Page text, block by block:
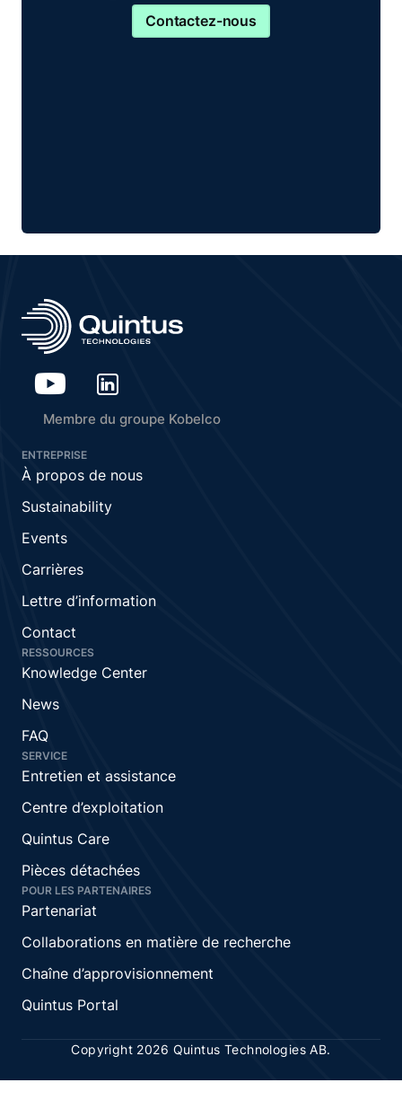
Contactez-nous
Membre du groupe Kobelco
ENTREPRISE
À propos de nous
Sustainability
Events
Carrières
Lettre d’information
Contact
RESSOURCES
Knowledge Center
News
FAQ
SERVICE
Entretien et assistance
Centre d’exploitation
Quintus Care
Pièces détachées
POUR LES PARTENAIRES
Partenariat
Collaborations en matière de recherche
Chaîne d’approvisionnement
Quintus Portal
Copyright 2026 Quintus Technologies AB.